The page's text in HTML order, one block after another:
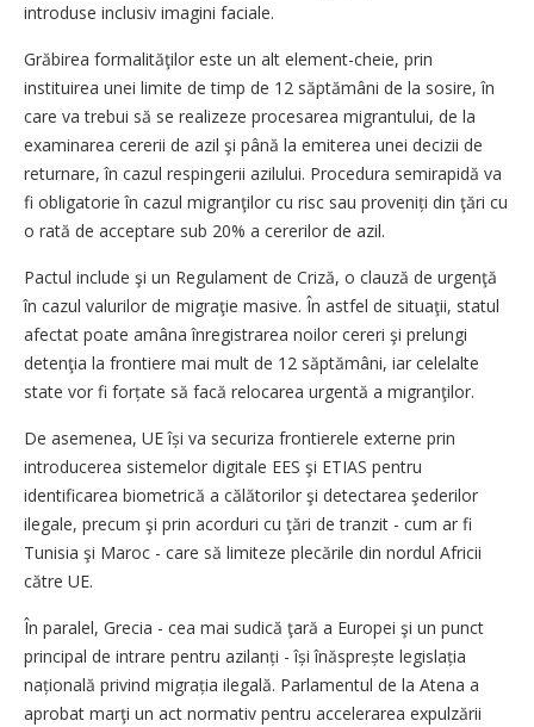
introduse inclusiv ima­gini faciale.
Grăbirea formalităţilor este un alt element-cheie, prin
instituirea unei limite de timp de 12 săptămâni de la sosire, în
care va trebui să se realizeze procesarea migrantului, de la
examinarea cererii de azil şi până la emiterea unei decizii de
returnare, în cazul respingerii azilului. Procedura semirapidă va
fi obligatorie în cazul migranţilor cu risc sau proveniți din ţări cu
o rată de acceptare sub 20% a cererilor de azil.
Pactul include şi un Regulament de Criză, o clauză de urgenţă
în cazul valurilor de migraţie masive. În astfel de situaţii, statul
afectat poate amâna înregistrarea noilor cereri şi prelungi
detenţia la frontiere mai mult de 12 săptămâni, iar celelalte
state vor fi forțate să facă relocarea urgentă a migranţilor.
De asemenea, UE își va securiza frontierele externe prin
introducerea sistemelor digitale EES şi ETIAS pentru
identificarea biometrică a călătorilor şi detectarea şederilor
ilegale, precum şi prin acorduri cu ţări de tranzit - cum ar fi
Tunisia şi Maroc - care să limiteze plecările din nordul Africii
către UE.
În paralel, Grecia - cea mai sudică ţară a Europei şi un punct
principal de intrare pentru azilanți - își înăsprește legislația
națională privind migrația ilegală. Parlamentul de la Atena a
aprobat marţi un act normativ pentru accelerarea expulzării